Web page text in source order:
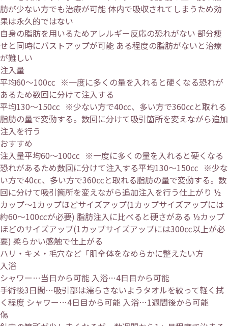
肪が少ない方でも治療が可能 体内で吸収されてしまうため効
果は永久的ではない
自身の脂肪を用いるためアレルギー反応の恐れがない 部分痩
せと同時にバストアップが可能 ある程度の脂肪がないと治療
が難しい
注入量
平均60～100㏄ ※一度に多くの量を入れると硬くなる恐れが
あるため数回に分けて注入する
平均130～150㏄ ※少ない方で40㏄、多い方で360㏄と取れる
脂肪の量で変動する。数回に分けて吸引箇所を変えながら追加
注入を行う
おすすめ
注入量平均60～100㏄ ※一度に多くの量を入れると硬くなる
恐れがあるため数回に分けて注入する平均130～150㏄ ※少な
い方で40㏄、多い方で360㏄と取れる脂肪の量で変動する。数
回に分けて吸引箇所を変えながら追加注入を行う仕上がり ½
カップ～1カップほどサイズアップ(1カップサイズアップには
約60～100㏄が必要) 脂肪注入に比べると硬さがある ½カップ
ほどのサイズアップ(1カップサイズアップには300㏄以上が必
要) 柔らかい感触で仕上がる
ハリ・キメ・毛穴など「肌全体をなめらかに整えたい方
入浴
シャワー…当日から可能 入浴…4日目から可能
手術後3日間…吸引部は濡らさないようタオルを絞って軽く拭
く程度 シャワー…4日目から可能 入浴…1週間後から可能
傷